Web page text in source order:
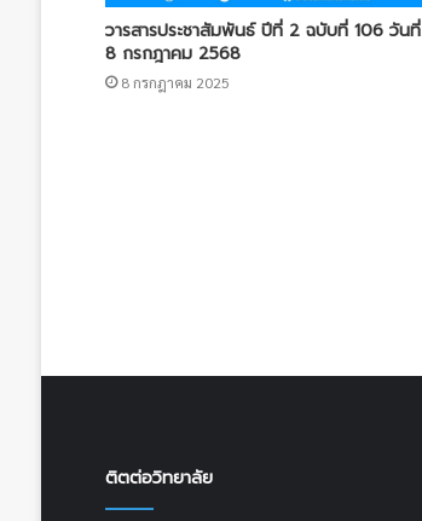
วารสารประชาสัมพันธ์ ปีที่ 2 ฉบับที่ 106 วันที่
8 กรกฎาคม 2568
8 กรกฎาคม 2025
ติตต่อวิทยาลัย